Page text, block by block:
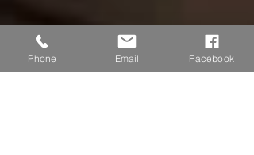
Phone Email Facebook